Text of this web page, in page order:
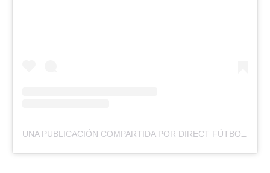
UNA PUBLICACIÓN COMPARTIDA POR DIRECT FÚTBOL (@DIRECTFUTBOLEC)